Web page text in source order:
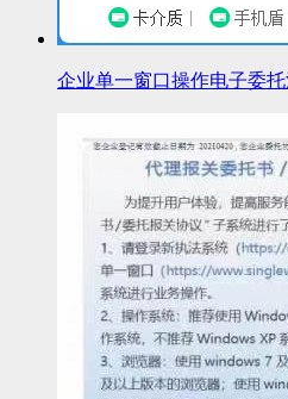
企业单一窗口操作电子委